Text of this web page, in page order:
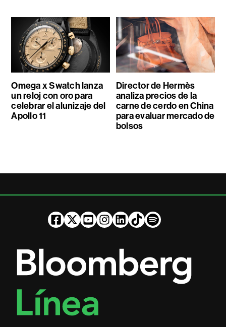
Omega x Swatch lanza
un reloj con oro para
celebrar el alunizaje del
Apollo 11
Director de Hermès
analiza precios de la
carne de cerdo en China
para evaluar mercado de
bolsos